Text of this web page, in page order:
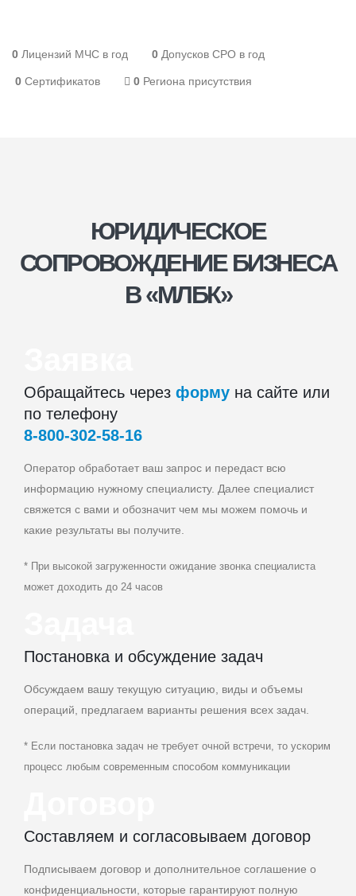
0 Лицензий МЧС в год 0 Допусков СРО в год
0 Сертификатов 0 Региона присутствия
ЮРИДИЧЕСКОЕ
СОПРОВОЖДЕНИЕ БИЗНЕСА
В «МЛБК»
Обращайтесь через форму на сайте или
по телефону
8‑800‑302‑58‑16
Оператор обработает ваш запрос и передаст всю
информацию нужному специалисту. Далее специалист
свяжется с вами и обозначит чем мы можем помочь и
какие результаты вы получите.
* При высокой загруженности ожидание звонка специалиста
может доходить до 24 часов
Постановка и обсуждение задач
Обсуждаем вашу текущую ситуацию, виды и объемы
операций, предлагаем варианты решения всех задач.
* Если постановка задач не требует очной встречи, то ускорим
процесс любым современным способом коммуникации
Составляем и согласовываем договор
Подписываем договор и дополнительное соглашение о
конфиденциальности, которые гарантируют полную